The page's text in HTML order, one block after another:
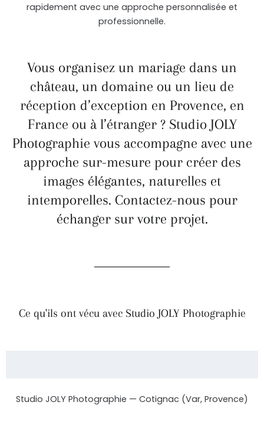
rapidement avec une approche personnalisée et
professionnelle.
Vous organisez un mariage dans un
château, un domaine ou un lieu de
réception d’exception en Provence, en
France ou à l’étranger ? Studio JOLY
Photographie vous accompagne avec une
approche sur-mesure pour créer des
images élégantes, naturelles et
intemporelles. Contactez-nous pour
échanger sur votre projet.
Ce qu'ils ont vécu avec Studio JOLY Photographie
Studio JOLY Photographie — Cotignac (Var, Provence)